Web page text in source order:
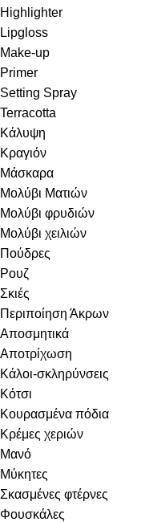
Highlighter
Lipgloss
Make-up
Primer
Setting Spray
Terracotta
Κάλυψη
Κραγιόν
Μάσκαρα
Μολύβι Ματιών
Μολύβι φρυδιών
Μολύβι χειλιών
Πούδρες
Ρουζ
Σκιές
Περιποίηση Άκρων
Αποσμητικά
Αποτρίχωση
Κάλοι-σκληρύνσεις
Κότσι
Κουρασμένα πόδια
Κρέμες χεριών
Μανό
Μύκητες
Σκασμένες φτέρνες
Φουσκάλες